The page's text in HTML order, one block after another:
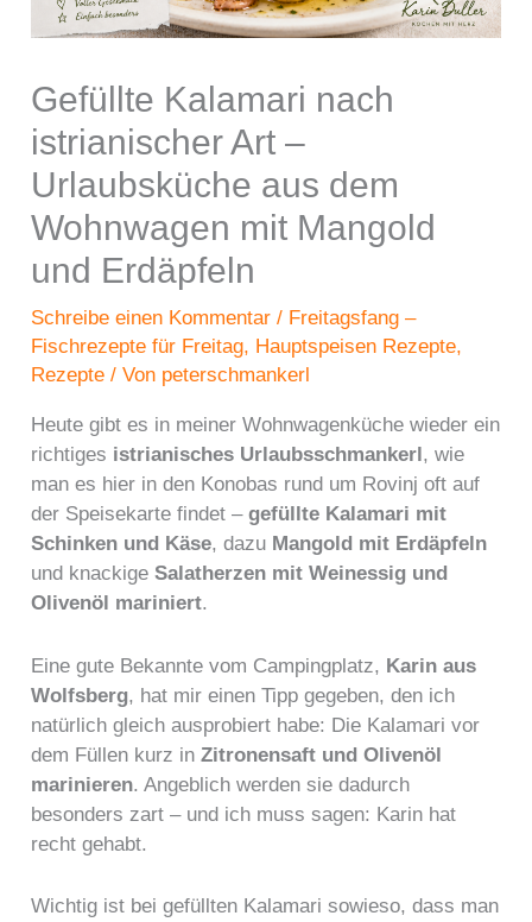
Gefüllte Kalamari nach
istrianischer Art –
Urlaubsküche aus dem
Wohnwagen mit Mangold
und Erdäpfeln
Schreibe einen Kommentar / Freitagsfang –
Fischrezepte für Freitag, Hauptspeisen Rezepte,
Rezepte / Von peterschmankerl
Heute gibt es in meiner Wohnwagenküche wieder ein
richtiges istrianisches Urlaubsschmankerl , wie
man es hier in den Konobas rund um Rovinj oft auf
der Speisekarte findet –gefüllte Kalamari mit
Schinken und Käse, dazu Mangold mit Erdäpfeln
und knackigeSalatherzen mit Weinessig und
Olivenöl mariniert.
Eine gute Bekannte vom Campingplatz, Karin aus
Wolfsberg, hat mir einen Tipp gegeben, den ich
natürlich gleich ausprobiert habe: Die Kalamari vor
dem Füllen kurz inZitronensaft und Olivenöl
marinieren. Angeblich werden sie dadurch
besonders zart – und ich muss sagen: Karin hat
recht gehabt.
Wichtig ist bei gefüllten Kalamari sowieso, dass man